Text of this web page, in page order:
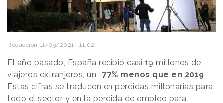
Redacción 11/03/2021 · 11:02
El año pasado, España recibió casi 19 millones de
viajeros extranjeros, un -77% menos que en 2019.
Estas cifras se traducen en pérdidas millonarias para
todo el sector y en la pérdida de empleo para